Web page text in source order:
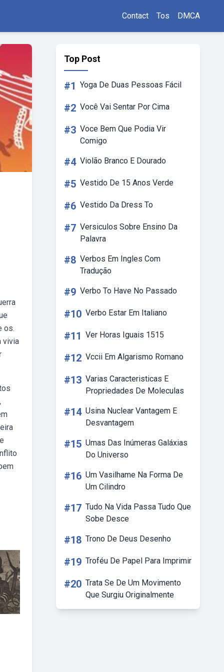
Contact Tos DMCA
os.
vivia
Top Post
#1 Yoga De Duas Pessoas Fácil
#2 Você Vai Sentar Por Cima
#3 Voce Bem Que Podia Vir
Comigo
#4 Violão Branco E Dourado
#5 Vestido De 15 Anos Verde
#6 Vestido Da Dress To
#7 Versiculos Sobre Ensino Da
Palavra
#8 Verbos Em Ingles Com
Tradução
#9 Verbo To Have No Passado
#10 Verbo Estar Em Italiano
#11 Ver Horas Iguais 1515
#12 Vccii Em Algarismo Romano
#13 Varias Caracteristicas E
Propriedades De Moleculas
#14 Usina Nuclear Vantagem E
Desvantagem
#15 Umas Das Inúmeras Galáxias
Do Universo
#16 Um Vasilhame Na Forma De
Um Cilindro
#17 Tudo Na Vida Passa Tudo Que
Sobe Desce
#18 Trono De Deus Desenho
#19 Troféu De Papel Para Imprimir
#20 Trata Se De Um Movimento
Que Surgiu Originalmente